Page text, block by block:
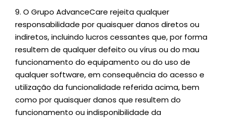
9. O Grupo AdvanceCare rejeita qualquer
responsabilidade por quaisquer danos diretos ou
indiretos, incluindo lucros cessantes que, por forma
resultem de qualquer defeito ou vírus ou do mau
funcionamento do equipamento ou do uso de
qualquer software, em consequência do acesso e
utilização da funcionalidade referida acima, bem
como por quaisquer danos que resultem do
funcionamento ou indisponibilidade da